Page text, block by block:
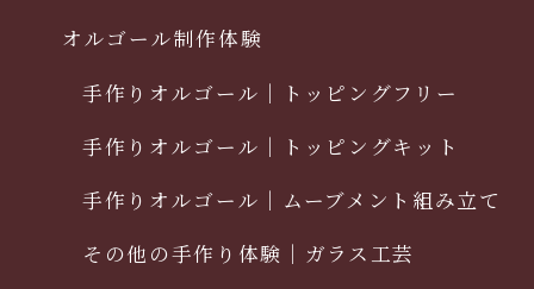
オルゴール制作体験
手作りオルゴール｜トッピングフリー
手作りオルゴール｜トッピングキット
手作りオルゴール｜ムーブメント組み立て
その他の手作り体験｜ガラス工芸